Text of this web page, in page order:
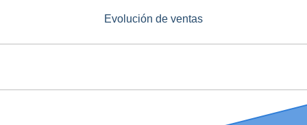
Evolución de ventas